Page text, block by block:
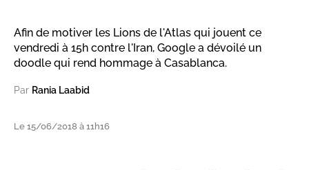
Afin de motiver les Lions de l'Atlas qui jouent ce
vendredi à 15h contre l'Iran, Google a dévoilé un
doodle qui rend hommage à Casablanca.
Par Rania Laabid
Le 15/06/2018 à 11h16